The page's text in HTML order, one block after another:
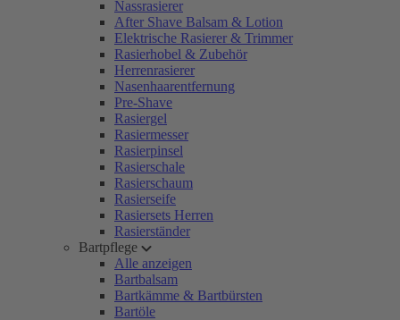
Nassrasierer
After Shave Balsam & Lotion
Elektrische Rasierer & Trimmer
Rasierhobel & Zubehör
Herrenrasierer
Nasenhaarentfernung
Pre-Shave
Rasiergel
Rasiermesser
Rasierpinsel
Rasierschale
Rasierschaum
Rasierseife
Rasiersets Herren
Rasierständer
Bartpflege
Alle anzeigen
Bartbalsam
Bartkämme & Bartbürsten
Bartöle